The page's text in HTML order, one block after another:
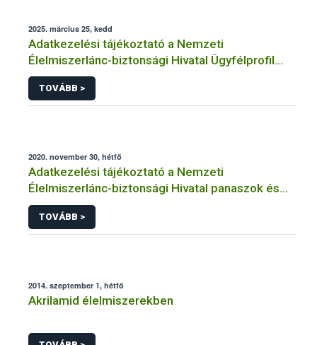
2025. március 25, kedd
Adatkezelési tájékoztató a Nemzeti
Élelmiszerlánc-biztonsági Hivatal Ügyfélprofil
Rendszerben kistermelői tevékenység
témakörben intézhető közhatalmi eljárásaihoz
kapcsolódó adatkezeléséhez
TOVÁBB >
2020. november 30, hétfő
Adatkezelési tájékoztató a Nemzeti
Élelmiszerlánc-biztonsági Hivatal panaszok és
közérdekű bejelentések kezeléséhez
kapcsolódó adatkezeléséhez
TOVÁBB >
2014. szeptember 1, hétfő
Akrilamid élelmiszerekben